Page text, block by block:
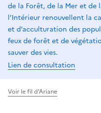
de la Forêt, de la Mer et de
l’Intérieur renouvellent la
et d’acculturation des
feux de forêt et de
sauver des vies.
Lien de consultation
Voir le fil d'Ariane